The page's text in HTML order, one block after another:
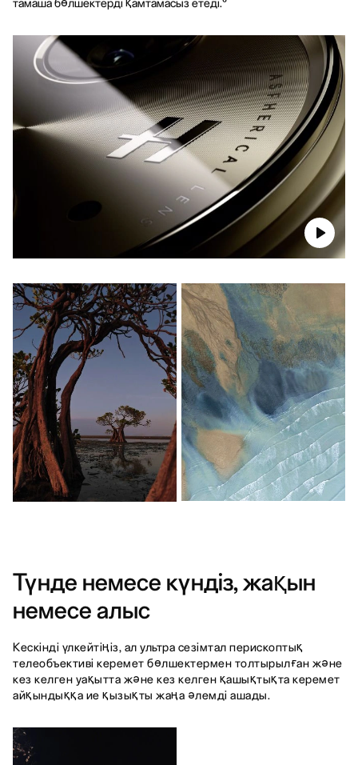
Түнде немесе күндіз, жақын
немесе алыс
Кескінді үлкейтіңіз, ал ультра сезімтал перископтық
телеобъективі керемет бөлшектермен толтырылған және
кез келген уақытта және кез келген қашықтықта керемет
айқындыққа ие қызықты жаңа әлемді ашады.